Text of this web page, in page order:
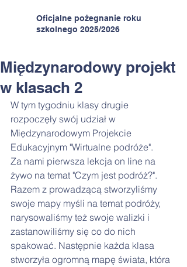
Oficjalne pożegnanie roku
szkolnego 2025/2026
Międzynarodowy projekt
w klasach 2
W tym tygodniu klasy drugie
rozpoczęły swój udział w
Międzynarodowym Projekcie
Edukacyjnym "Wirtualne podróże".
Za nami pierwsza lekcja on line na
żywo na temat "Czym jest podróż?".
Razem z prowadzącą stworzyliśmy
swoje mapy myśli na temat podróży,
narysowaliśmy też swoje walizki i
zastanowiliśmy się co do nich
spakować. Następnie każda klasa
stworzyła ogromną mapę świata, która